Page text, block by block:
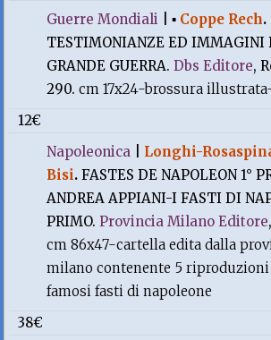
Guerre Mondiali |▪ Coppe Rech.
TESTIMONIANZE ED IMMAGINI
GRANDE GUERRA.Dbs Editore,
290.cm 17x24-brossura
12€
Napoleonica
Longhi-
Bisi.FASTES DE NAPOLEON 1°
ANDREA APPIANI-I FASTI DI
PRIMO.Provincia Milano Editore
cm 86x47-cartella edita dalla
milano contenente 5 riproduzioni
famosi fasti di napoleone
38€